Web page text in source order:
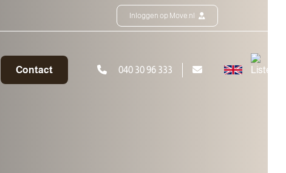
Inloggen op Move.nl
Contact 040 30 96 333